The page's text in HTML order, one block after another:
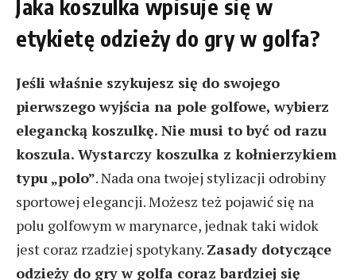
Jaka koszulka wpisuje się w
etykietę odzieży do gry w golfa?
Jeśli właśnie szykujesz się do swojego
pierwszego wyjścia na pole golfowe, wybierz
elegancką koszulkę. Nie musi to być od razu
koszula. Wystarczy koszulka z kołnierzykiem
typu „polo”. Nada ona twojej stylizacji odrobiny
sportowej elegancji. Możesz też pojawić się na
polu golfowym w marynarce, jednak taki widok
jest coraz rzadziej spotykany. Zasady dotyczące
odzieży do gry w golfa coraz bardziej się